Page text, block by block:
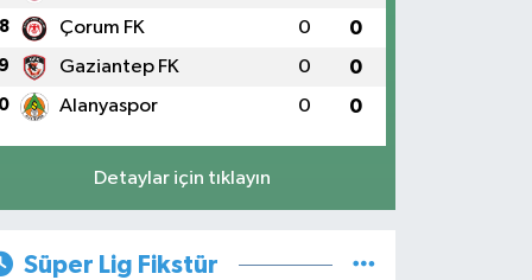
8 Çorum FK 0 0
9 Gaziantep FK 0 0
Alanyaspor 0 0
Detaylar için tıklayın
Süper Lig Fikstür